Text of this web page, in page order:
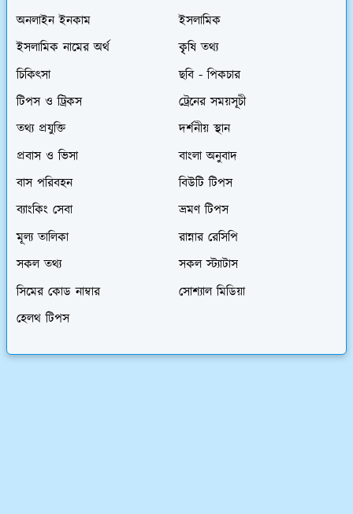
অনলাইন ইনকাম
ইসলামিক
ইসলামিক নামের অর্থ
কৃৃষি তথ্য
চিকিৎসা
ছবি - পিকচার
টিপস ও ট্রিকস
ট্রেনের সময়সূচী
তথ্য প্রযুক্তি
দর্শনীয় স্থান
প্রবাস ও ভিসা
বাংলা অনুবাদ
বাস পরিবহন
বিউটি টিপস
ব্যাংকিং সেবা
ভ্রমণ টিপস
মূল্য তালিকা
রান্নার রেসিপি
সকল তথ্য
সকল স্ট্যাটাস
সিমের কোড নাম্বার
সোশ্যাল মিডিয়া
হেলথ টিপস